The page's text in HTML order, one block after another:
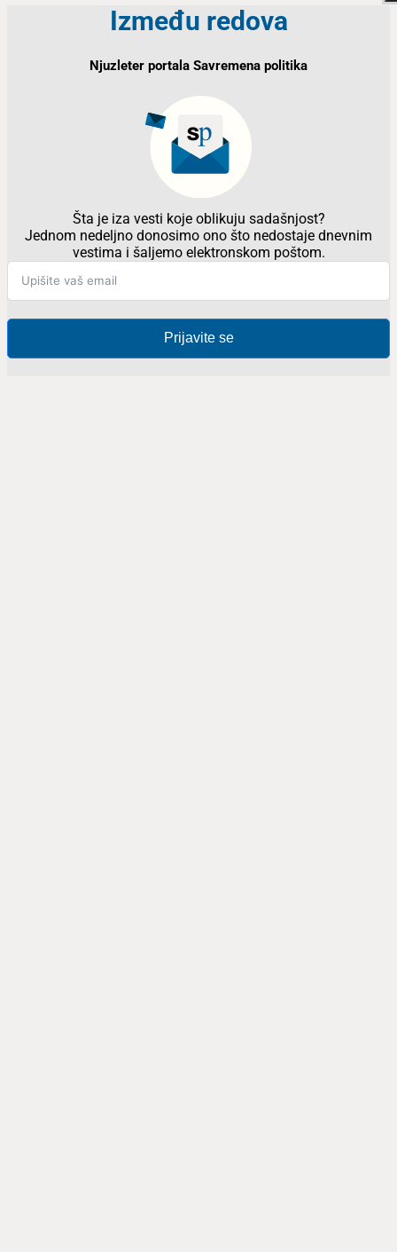
Između redova
Njuzleter portala Savremena politika
Šta je iza vesti koje oblikuju sadašnjost?
Jednom nedeljno donosimo ono što nedostaje dnevnim
vestima i šaljemo elektronskom poštom.
Prijavite se